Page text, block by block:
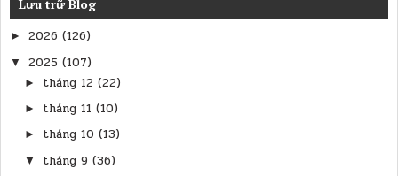
Lưu trữ Blog
► 2026 (126)
▼ 2025 (107)
► tháng 12 (22)
► tháng 11 (10)
► tháng 10 (13)
▼ tháng 9 (36)